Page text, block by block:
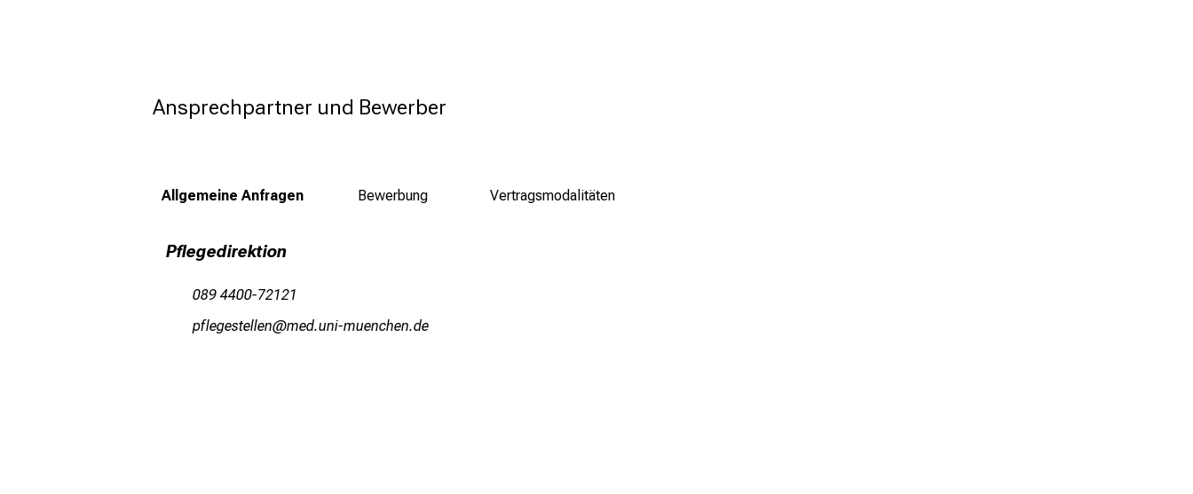
Ansprechpartner und Bewerber
Allgemeine Anfragen Bewerbung Vertragsmodalitäten
Pflegedirektion
089 4400-72121
;öwäixicbiääiu
vim fulhvfiuyziuemi